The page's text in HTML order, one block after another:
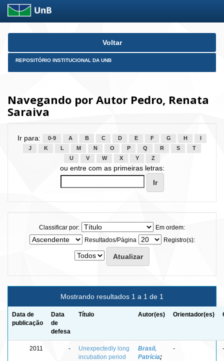
Skip
Voltar
REPOSITÓRIO INSTITUCIONAL DA UNB
Navegando por Autor Pedro, Renata
Saraiva
Ir para: 0-9 A B C D E F G H
J
K L M N O P Q R S
T
U
V W X Y Z
ou entre com as primeiras letras:
Classificar por:
Em ordem:
Resultados/Página
Registro(s):
Mostrando resultados 1 a 1 de 1
Data de
publicação
Data
de
defesa
Título Autor(es) Orientador(es)
2011 -
Unexpectedly long
incubation period
Brasil,
Patrícia;
- -